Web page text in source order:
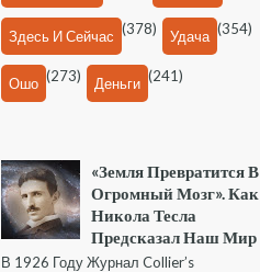
Здесь И Сейчас (378) Удача (354)
Ошо (273) Деньги (241)
«Земля Превратится В
Огромный Мозг». Как
Никола Тесла
Предсказал Наш Мир
В 1926 Году Журнал Collier’s